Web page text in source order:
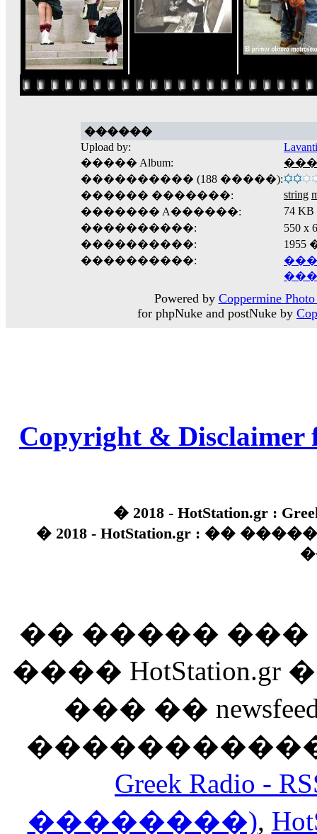
������
Upload by:
����� Album:
���������� (188 �����):
������ �������:
string
������� A������:
74 KB
����������:
550
����������:
����������:
Powered by Coppermine
for phpNuke and postNuke by
Copyright & Disclaimer
� 2018 - HotStation.gr :
� 2018 - HotStation.gr : ��
�� �����
����
��� ��
Greek Radio
��������),